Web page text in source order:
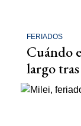
FERIADOS
Cuándo
largo